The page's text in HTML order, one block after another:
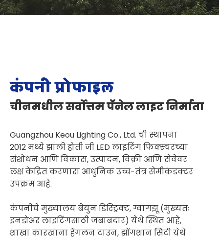
कंपनी प्रोफाइल
चीनमधील सर्वोत्तम पॅनेल लाइट निर्माता
Guangzhou Keou Lighting Co., Ltd. ची स्थापना
2012 मध्ये झाली होती जी LED लाइटिंग फिक्स्चरच्या
संशोधन आणि विकास, उत्पादन, विक्री आणि सेवेवर
लक्ष केंद्रित करणारा आधुनिक उच्च-तंत्र सेमीकंडक्टर
उपक्रम आहे.
कंपनीचे मुख्यालय बेयुन डिस्ट्रिक्ट, ग्वांगझू (मुख्यतः
इनडोअर लाइटिंगसाठी जबाबदार) येथे स्थित आहे,
शाखा कारखाना हेंगलन टाउन, झोंगशान सिटी येथे